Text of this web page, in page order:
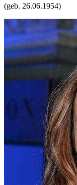
(geb. 26.06.1954)